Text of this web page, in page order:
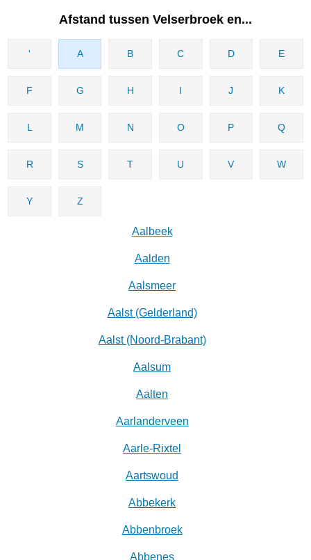
Afstand tussen Velserbroek en...
' A B C D E
F G H I J K
L M N O P Q
R S T U V W
Y Z
Aalbeek
Aalden
Aalsmeer
Aalst (Gelderland)
Aalst (Noord-Brabant)
Aalsum
Aalten
Aarlanderveen
Aarle-Rixtel
Aartswoud
Abbekerk
Abbenbroek
Abbenes